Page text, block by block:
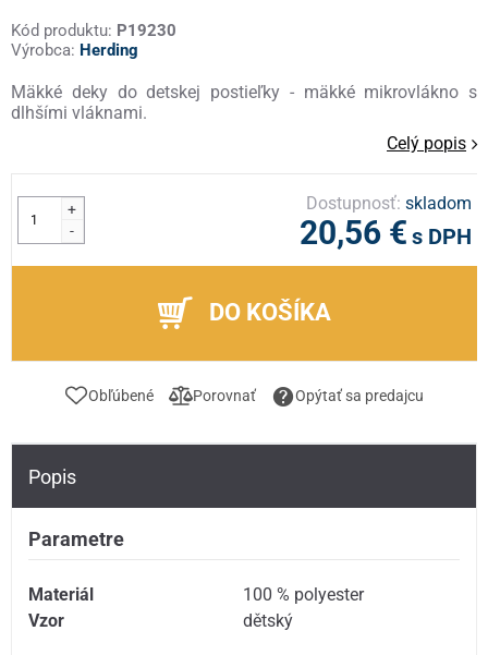
Kód produktu: P19230
Výrobca: Herding
Mäkké deky do detskej postieľky - mäkké mikrovlákno s
dlhšími vláknami.
Celý popis
+
-
Dostupnosť:skladom
20,56 € s DPH
DO KOŠÍKA
Obľúbené Porovnať Opýtať sa predajcu
Popis
Parametre
Materiál
100 % polyester
Vzor
dětský